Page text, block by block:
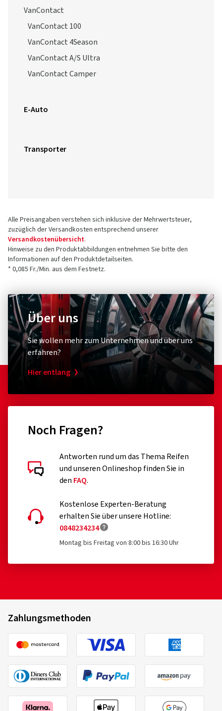
VanContact
VanContact 100
VanContact 4Season
VanContact A/S Ultra
VanContact Camper
E-Auto
Transporter
Alle Preisangaben verstehen sich inklusive der Mehrwertsteuer,
zuzüglich der Versandkosten entsprechend unserer
Versandkostenübersicht.
Hinweise zu den Produktabbildungen entnehmen Sie bitte den
Informationen auf den Produktdetailseiten.
* 0,085 Fr./Min. aus dem Festnetz.
Über uns
Sie wollen mehr zum Unternehmen und über uns
erfahren?
Hier entlang
Noch Fragen?
Antworten rund um das Thema Reifen
und unseren Onlineshop finden Sie in
den FAQ.
Kostenlose Experten-Beratung
erhalten Sie über unsere Hotline:
0848234234
Montag bis Freitag von 8:00 bis 16:30 Uhr
Zahlungsmethoden